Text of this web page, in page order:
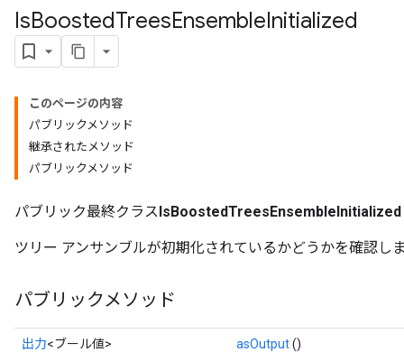
IsBoostedTreesEnsembleInitialized
このページの内容
パブリックメソッド
継承されたメソッド
パブリックメソッド
パブリック最終クラスIsBoostedTreesEnsembleInitialized
ツリー アンサンブルが初期化されているかどうかを確認し
パブリックメソッド
出力<ブール値> asOutput()